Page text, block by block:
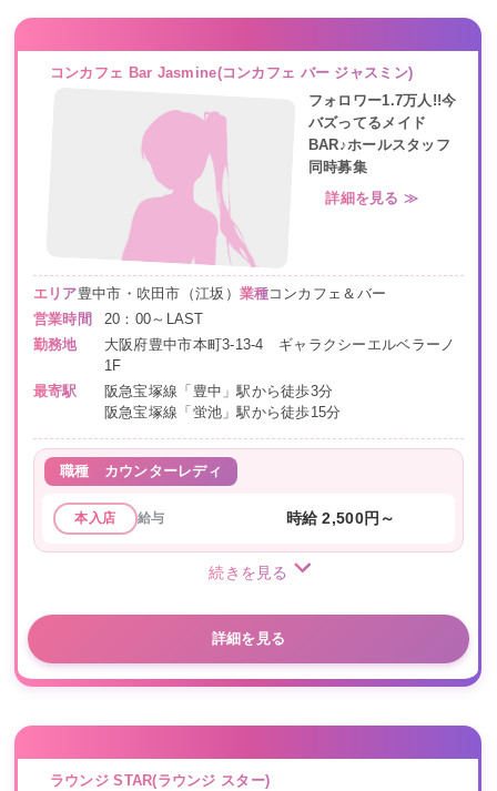
コンカフェ Bar Jasmine(コンカフェ バー ジャスミン)
フォロワー1.7万人!!今
バズってるメイド
BAR♪ホールスタッフ
同時募集
詳細を見る ≫
エリア豊中市・吹田市（江坂） 業種コンカフェ＆バー
営業時間
20：00～LAST
勤務地
大阪府豊中市本町3-13-4 ギャラクシーエルベラーノ
1F
最寄駅
阪急宝塚線「豊中」駅から徒歩3分
阪急宝塚線「蛍池」駅から徒歩15分
職種 カウンターレディ
本入店 給与 時給 2,500円～
続きを見る
詳細を見る
ラウンジ STAR(ラウンジ スター)